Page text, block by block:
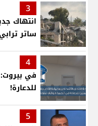
3
انتهاك
ساتر
4
في
للدعارة!
5